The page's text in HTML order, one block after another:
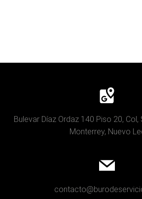
Bulevar Díaz Ordaz 140 Piso 20,
Monterrey, Nuevo